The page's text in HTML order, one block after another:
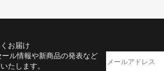
お届け
ル情報や新商品の発表など
たします。